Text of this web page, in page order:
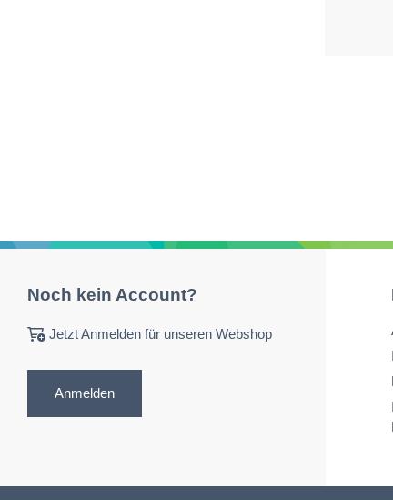
Noch kein Account?
Jetzt Anmelden für unseren Webshop
Anmelden